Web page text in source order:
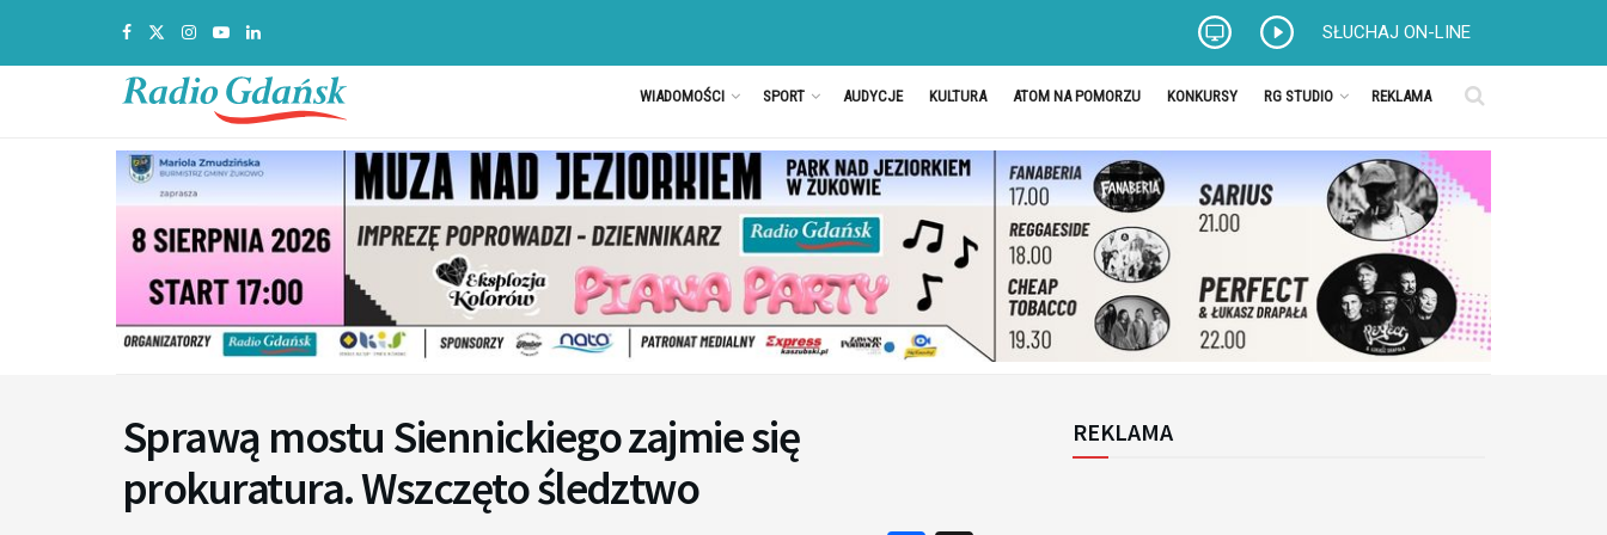
SŁUCHAJ ON-LINE
WIADOMOŚCI SPORT AUDYCJE KULTURA ATOM NA POMORZU KONKURSY RG STUDIO REKLAMA
Sprawą mostu Siennickiego zajmie się
prokuratura. Wszczęto śledztwo
REKLAMA